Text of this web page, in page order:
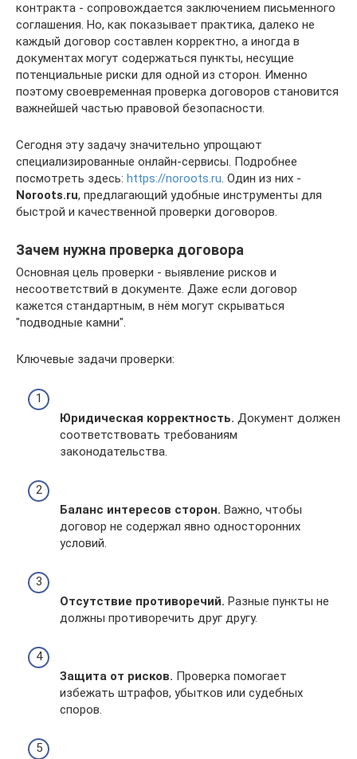
контракта - сопровождается заключением письменного
соглашения. Но, как показывает практика, далеко не
каждый договор составлен корректно, а иногда в
документах могут содержаться пункты, несущие
потенциальные риски для одной из сторон. Именно
поэтому своевременная проверка договоров становится
важнейшей частью правовой безопасности.
Сегодня эту задачу значительно упрощают
специализированные онлайн-сервисы. Подробнее
посмотреть здесь: https://noroots.ru. Один из них -
Noroots.ru, предлагающий удобные инструменты для
быстрой и качественной проверки договоров.
Зачем нужна проверка договора
Основная цель проверки - выявление рисков и
несоответствий в документе. Даже если договор
кажется стандартным, в нём могут скрываться
"подводные камни".
Ключевые задачи проверки:
Юридическая корректность. Документ должен
соответствовать требованиям
законодательства.
Баланс интересов сторон. Важно, чтобы
договор не содержал явно односторонних
условий.
Отсутствие противоречий. Разные пункты не
должны противоречить друг другу.
Защита от рисков. Проверка помогает
избежать штрафов, убытков или судебных
споров.